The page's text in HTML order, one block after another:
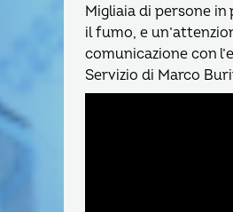
Migliaia di persone in
il fumo, e
comunicazione con
Servizio di Marco